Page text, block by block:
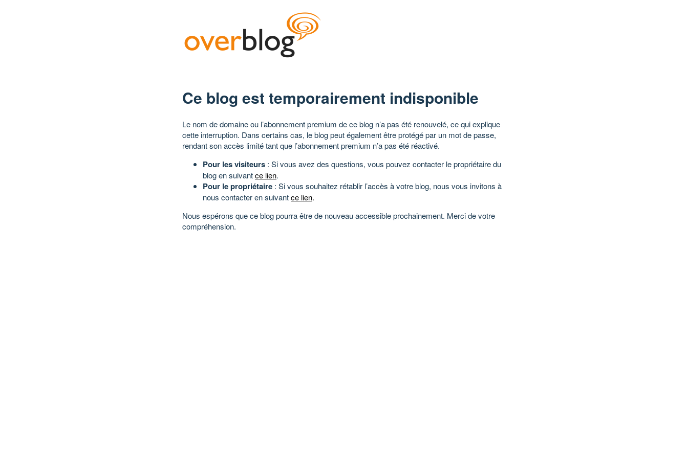
Ce blog est temporairement indisponible
Le nom de domaine ou l’abonnement premium de ce blog n’a pas été renouvelé, ce qui explique
cette interruption. Dans certains cas, le blog peut également être protégé par un mot de passe,
rendant son accès limité tant que l’abonnement premium n’a pas été réactivé.
Pour les visiteurs : Si vous avez des questions, vous pouvez contacter le propriétaire du
blog en suivantce lien.
Pour le propriétaire : Si vous souhaitez rétablir l’accès à votre blog, nous vous invitons à
nous contacter en suivantce lien.
Nous espérons que ce blog pourra être de nouveau accessible prochainement. Merci de votre
compréhension.